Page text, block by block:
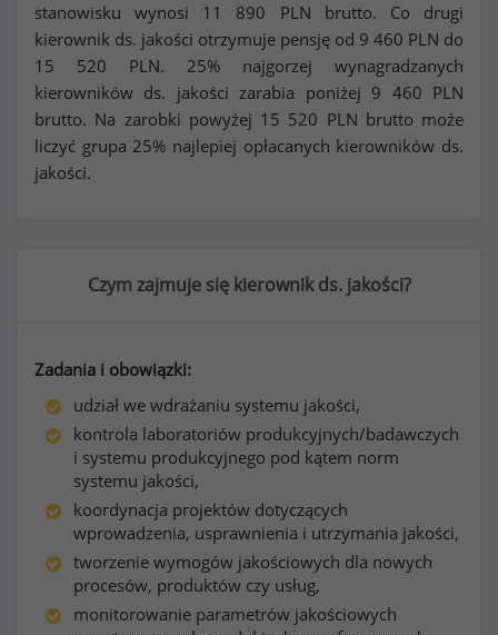
stanowisku wynosi 11 890 PLN brutto. Co drugi
kierownik ds. jakości otrzymuje pensję od 9 460 PLN do
15 520 PLN. 25% najgorzej wynagradzanych
kierowników ds. jakości zarabia poniżej 9 460 PLN
brutto. Na zarobki powyżej 15 520 PLN brutto może
liczyć grupa 25% najlepiej opłacanych kierowników ds.
jakości.
Czym zajmuje się kierownik ds. jakości?
Zadania i obowiązki:
udział we wdrażaniu systemu jakości,
kontrola laboratoriów produkcyjnych/badawczych
i systemu produkcyjnego pod kątem norm
systemu jakości,
koordynacja projektów dotyczących
wprowadzenia, usprawnienia i utrzymania jakości,
tworzenie wymogów jakościowych dla nowych
procesów, produktów czy usług,
monitorowanie parametrów jakościowych